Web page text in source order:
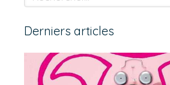
Derniers articles